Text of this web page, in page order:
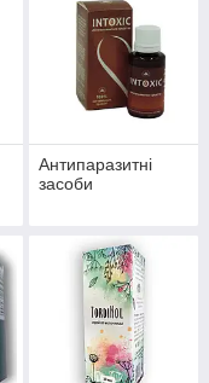
Антипаразитні
засоби